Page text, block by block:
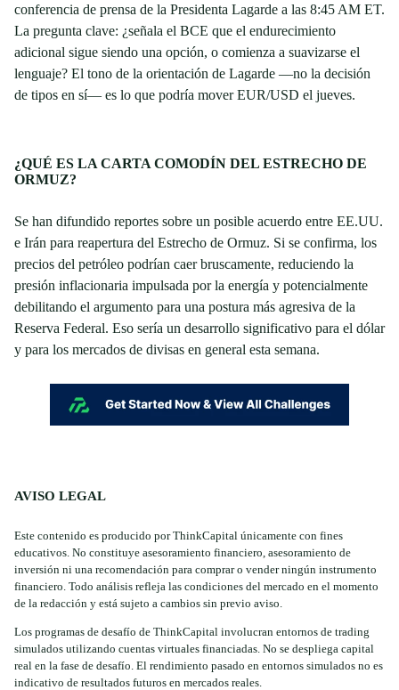
conferencia de prensa de la Presidenta Lagarde a las 8:45 AM ET.
La pregunta clave: ¿señala el BCE que el endurecimiento
adicional sigue siendo una opción, o comienza a suavizarse el
lenguaje? El tono de la orientación de Lagarde —no la decisión
de tipos en sí— es lo que podría mover EUR/USD el jueves.
¿QUÉ ES LA CARTA COMODÍN DEL ESTRECHO DE
ORMUZ?
Se han difundido reportes sobre un posible acuerdo entre EE.UU.
e Irán para reapertura del Estrecho de Ormuz. Si se confirma, los
precios del petróleo podrían caer bruscamente, reduciendo la
presión inflacionaria impulsada por la energía y potencialmente
debilitando el argumento para una postura más agresiva de la
Reserva Federal. Eso sería un desarrollo significativo para el dólar
y para los mercados de divisas en general esta semana.
AVISO LEGAL
Este contenido es producido por ThinkCapital únicamente con fines
educativos. No constituye asesoramiento financiero, asesoramiento de
inversión ni una recomendación para comprar o vender ningún instrumento
financiero. Todo análisis refleja las condiciones del mercado en el momento
de la redacción y está sujeto a cambios sin previo aviso.
Los programas de desafío de ThinkCapital involucran entornos de trading
simulados utilizando cuentas virtuales financiadas. No se despliega capital
real en la fase de desafío. El rendimiento pasado en entornos simulados no es
indicativo de resultados futuros en mercados reales.